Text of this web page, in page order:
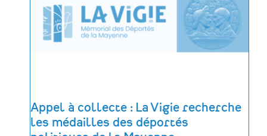
Appel à collecte : La Vigie recherche
les médailles des déportés